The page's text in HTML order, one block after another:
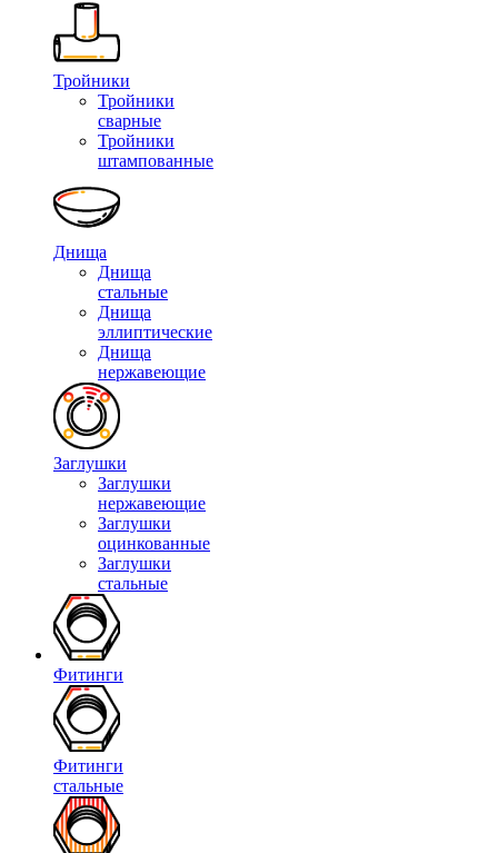
Тройники
Тройники
сварные
Тройники
штампованные
Днища
Днища
стальные
Днища
эллиптические
Днища
нержавеющие
Заглушки
Заглушки
нержавеющие
Заглушки
оцинкованные
Заглушки
стальные
Фитинги
Фитинги
стальные